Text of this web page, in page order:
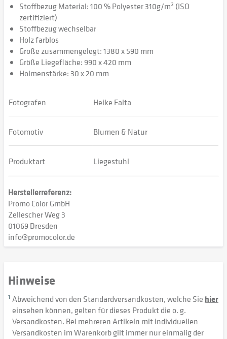
Stoffbezug Material: 100 % Polyester 310g/m² (ISO
zertifiziert)
Stoffbezug wechselbar
Holz farblos
Größe zusammengelegt: 1380 x 590 mm
Größe Liegefläche: 990 x 420 mm
Holmenstärke: 30 x 20 mm
Fotografen Heike Falta
Fotomotiv Blumen & Natur
Produktart Liegestuhl
Herstellerreferenz:
Promo Color GmbH
Zellescher Weg 3
01069 Dresden
info@promocolor.de
Hinweise
1 Abweichend von den Standardversandkosten, welche Sie hier
einsehen können, gelten für dieses Produkt die o. g.
Versandkosten. Bei mehreren Artikeln mit individuellen
Versandkosten im Warenkorb gilt immer nur einmalig der